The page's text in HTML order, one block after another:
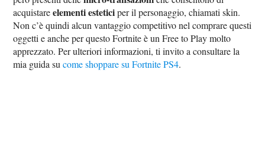
acquistareelementi esteticiper il personaggio, chiamati skin.
Non c’è quindi alcun vantaggio competitivo nel comprare questi
oggetti e anche per questo Fortnite è un Free to Play molto
apprezzato. Per ulteriori informazioni, ti invito a consultare la
mia guida sucome shoppare su Fortnite PS4.